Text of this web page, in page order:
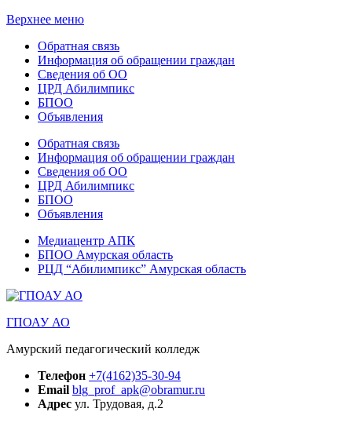
Верхнее меню
Обратная связь
Информация об обращении граждан
Сведения об ОО
ЦРД Абилимпикс
БПОО
Объявления
Обратная связь
Информация об обращении граждан
Сведения об ОО
ЦРД Абилимпикс
БПОО
Объявления
Медиацентр АПК
БПОО Амурская область
РЦД “Абилимпикс” Амурская область
ГПОАУ АО
Амурский педагогический колледж
Телефон +7(4162)35-30-94
Email blg_prof_apk@obramur.ru
Адрес ул. Трудовая, д.2